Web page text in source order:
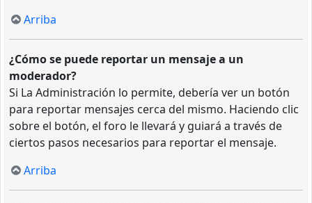
Arriba
¿Cómo se puede reportar un mensaje a un
moderador?
Si La Administración lo permite, debería ver un botón
para reportar mensajes cerca del mismo. Haciendo clic
sobre el botón, el foro le llevará y guiará a través de
ciertos pasos necesarios para reportar el mensaje.
Arriba